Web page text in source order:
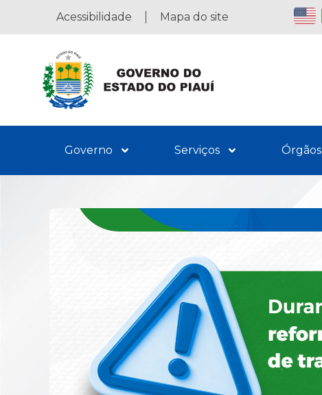
Acessibilidade Mapa do site
Governo Serviços Órgãos